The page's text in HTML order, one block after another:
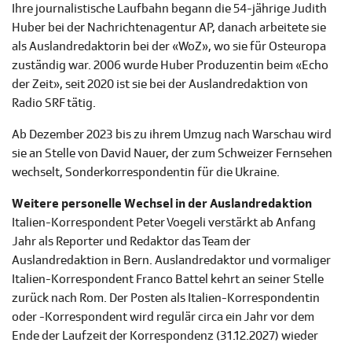
Ihre journalistische Laufbahn begann die 54-jährige Judith
Huber bei der Nachrichtenagentur AP, danach arbeitete sie
als Auslandredaktorin bei der «WoZ», wo sie für Osteuropa
zuständig war. 2006 wurde Huber Produzentin beim «Echo
der Zeit», seit 2020 ist sie bei der Auslandredaktion von
Radio SRF tätig.
Ab Dezember 2023 bis zu ihrem Umzug nach Warschau wird
sie an Stelle von David Nauer, der zum Schweizer Fernsehen
wechselt, Sonderkorrespondentin für die Ukraine.
Weitere personelle Wechsel in der Auslandredaktion
Italien-Korrespondent Peter Voegeli verstärkt ab Anfang
Jahr als Reporter und Redaktor das Team der
Auslandredaktion in Bern. Auslandredaktor und vormaliger
Italien-Korrespondent Franco Battel kehrt an seiner Stelle
zurück nach Rom. Der Posten als Italien-Korrespondentin
oder -Korrespondent wird regulär circa ein Jahr vor dem
Ende der Laufzeit der Korrespondenz (31.12.2027) wieder